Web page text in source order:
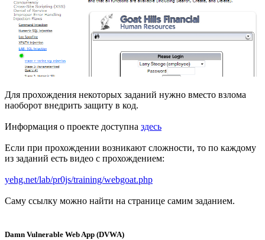
Для прохождения некоторых заданий нужно вместо взлома
наоборот внедрить защиту в код.
Информация о проекте доступна здесь
Если при прохождении возникают сложности, то по каждому
из заданий есть видео с прохождением:
yehg.net/lab/pr0js/training/webgoat.php
Саму ссылку можно найти на странице самим заданием.
Damn Vulnerable Web App (DVWA)